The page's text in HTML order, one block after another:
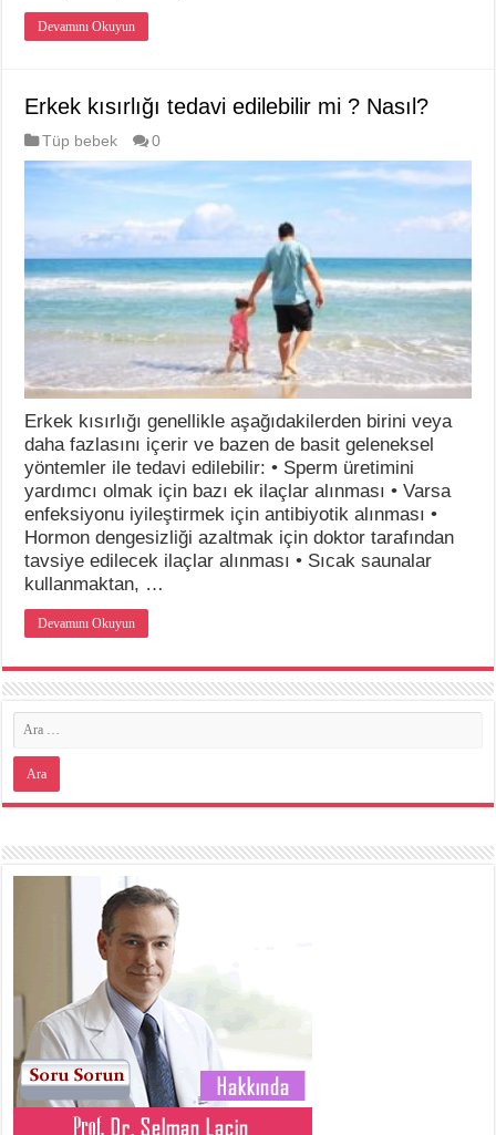
Devamını Okuyun
Erkek kısırlığı tedavi edilebilir mi ? Nasıl?
Tüp bebek 0
Erkek kısırlığı genellikle aşağıdakilerden birini veya
daha fazlasını içerir ve bazen de basit geleneksel
yöntemler ile tedavi edilebilir: • Sperm üretimini
yardımcı olmak için bazı ek ilaçlar alınması • Varsa
enfeksiyonu iyileştirmek için antibiyotik alınması •
Hormon dengesizliği azaltmak için doktor tarafından
tavsiye edilecek ilaçlar alınması • Sıcak saunalar
kullanmaktan, …
Devamını Okuyun